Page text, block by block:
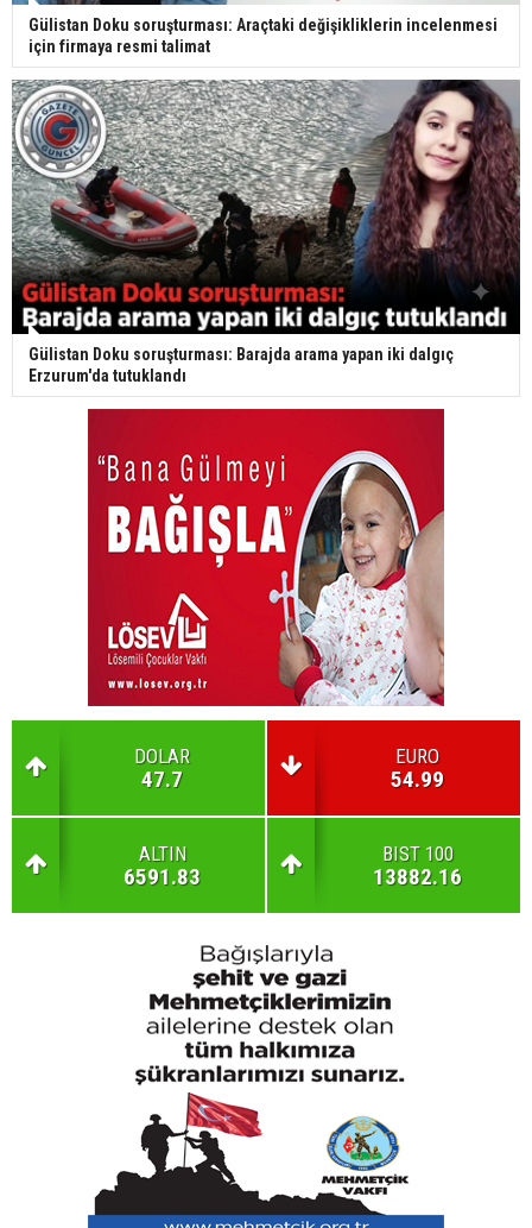
Gülistan Doku soruşturması: Araçtaki değişikliklerin incelenmesi
için firmaya resmi talimat
Gülistan Doku soruşturması: Barajda arama yapan iki dalgıç
Erzurum'da tutuklandı
DOLAR
47.7
EURO
54.99
ALTIN
6591.83
BIST 100
13882.16